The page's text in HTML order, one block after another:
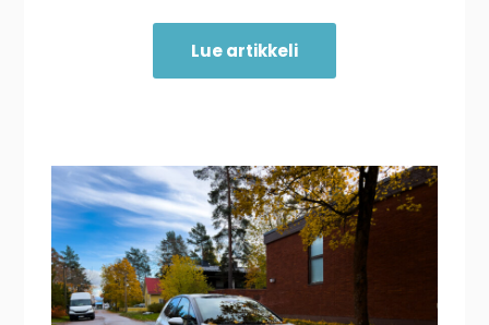
Lue artikkeli